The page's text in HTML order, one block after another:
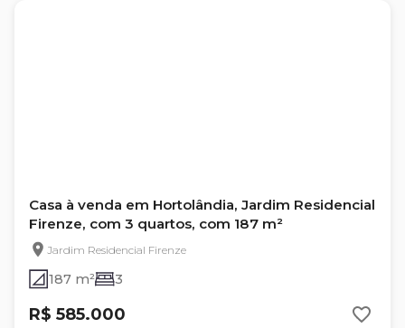
Casa à venda em Hortolândia, Jardim Residencial
Firenze, com 3 quartos, com 187 m²
Jardim Residencial Firenze
187 m² 3
R$ 585.000